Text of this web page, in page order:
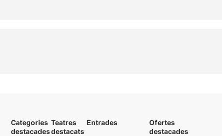
Categories
destacades
Teatres
destacats
Entrades
Ofertes
destacades